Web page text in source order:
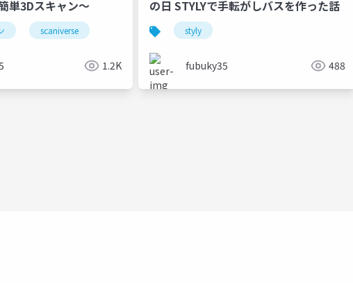
単3Dスキャン～
scaniverse
1.2K
の日 STYLYで手転がしバスを作った話
styly
fubuky35 488